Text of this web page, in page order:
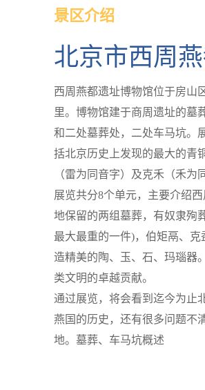
景区介绍
北京市西周
西周燕都遗址博物馆位于房山
里。博物馆建于商周遗址的墓
和二处墓葬处，二处车马坑。
括北京历史上发现的最大的青
（雷为同音字）及克禾（禾为
展览共分8个单元，主要介绍
地保留的两组墓葬，有奴隶殉
最大最重的一件)，伯矩鬲、
造精美的陶、玉、石、玛瑙器
类文明的卓越贡献。
通过展览，将会看到迄今为止
燕国的历史，还有很多问题不
地。墓葬、车马坑概述